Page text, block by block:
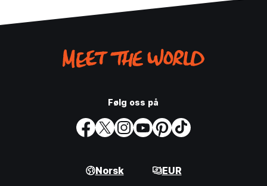
Følg oss på
Norsk EUR